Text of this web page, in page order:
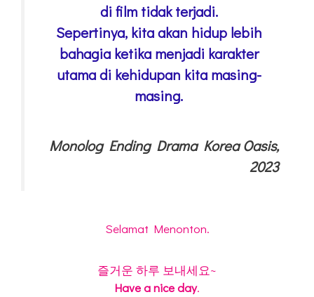
di film tidak terjadi.
Sepertinya, kita akan hidup lebih
bahagia ketika menjadi karakter
utama di kehidupan kita masing-
masing.
Monolog Ending Drama Korea Oasis,
2023
Selamat Menonton.
즐거운 하루 보내세요~
Have a nice day.